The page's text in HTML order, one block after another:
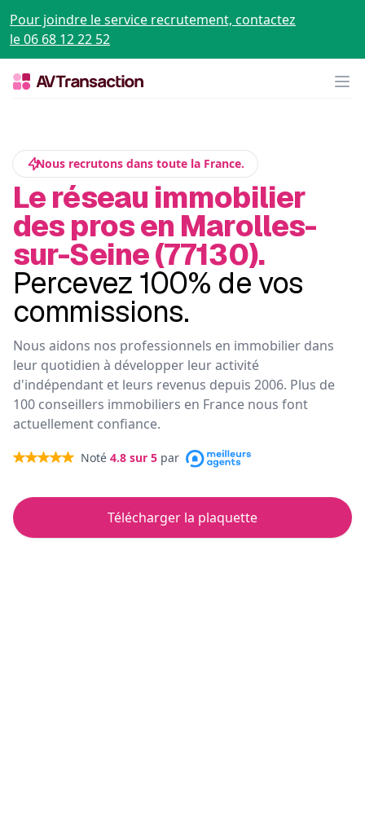
Pour joindre le service recrutement, contactez
le 06 68 12 22 52
Nous recrutons dans toute la France.
Le réseau immobilier
des pros en Marolles-
sur-Seine (77130).
Percevez 100% de vos
commissions.
Nous aidons nos professionnels en immobilier dans
leur quotidien à développer leur activité
d'indépendant et leurs revenus depuis 2006. Plus de
100 conseillers immobiliers en France nous font
actuellement confiance.
Noté 4.8 sur 5 par
Télécharger la plaquette